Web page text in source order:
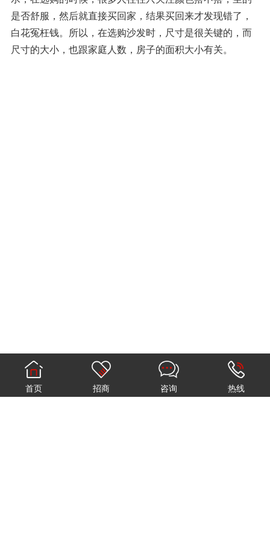
是否舒服，然后就直接买回家，结果买回来才发现错了，
白花冤枉钱。所以，在选购沙发时，尺寸是很关键的，而
尺寸的大小，也跟家庭人数，房子的面积大小有关。
首页 招商 咨询 热线